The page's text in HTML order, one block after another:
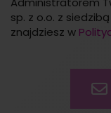
sp. z o.o. z
znajdziesz w